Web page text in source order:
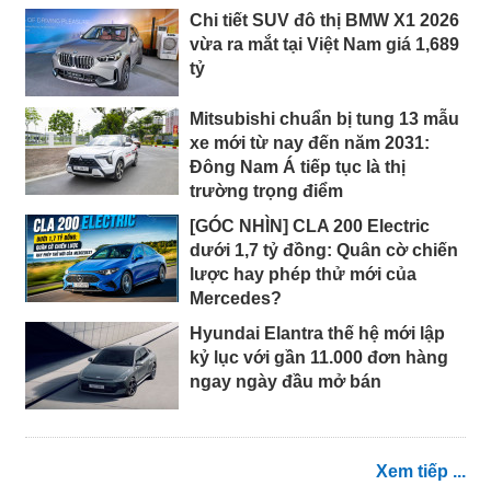
Chi tiết SUV đô thị BMW X1 2026
vừa ra mắt tại Việt Nam giá 1,689
tỷ
Mitsubishi chuẩn bị tung 13 mẫu
xe mới từ nay đến năm 2031:
Đông Nam Á tiếp tục là thị
trường trọng điểm
[GÓC NHÌN] CLA 200 Electric
dưới 1,7 tỷ đồng: Quân cờ chiến
lược hay phép thử mới của
Mercedes?
Hyundai Elantra thế hệ mới lập
kỷ lục với gần 11.000 đơn hàng
ngay ngày đầu mở bán
Xem tiếp ...